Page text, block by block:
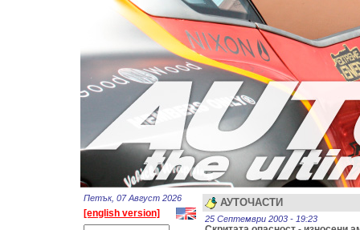
Петък, 07 Август 2026
[english version]
АУТОЧАСТИ
25 Септември 2003 - 19:23